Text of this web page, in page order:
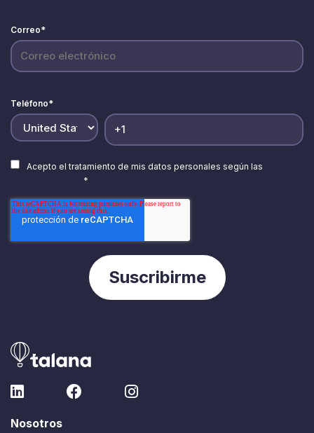
Correo*
Teléfono*
Acepto el tratamiento de mis datos personales según las
*
Nosotros